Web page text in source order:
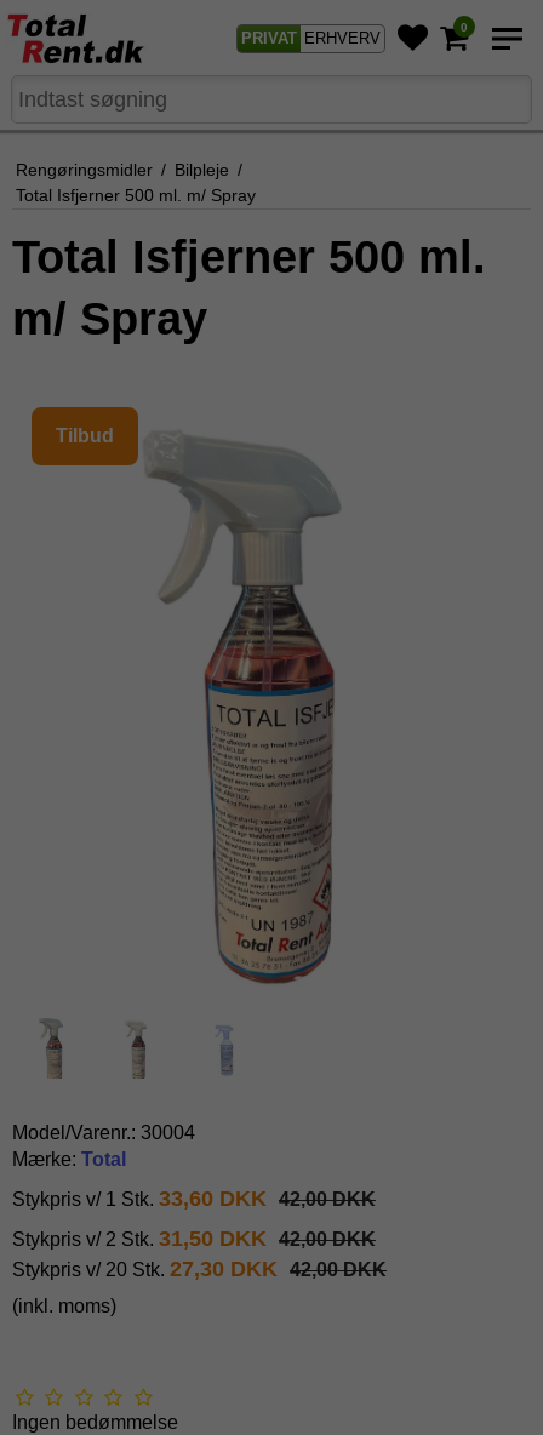
PRIVAT ERHVERV
0
Rengøringsmidler / Bilpleje /
Total Isfjerner 500 ml. m/ Spray
Total Isfjerner 500 ml.
m/ Spray
Tilbud
Model/Varenr.: 30004
Mærke: Total
Stykpris v/ 1 Stk. 33,60 DKK 42,00 DKK
Stykpris v/ 2 Stk. 31,50 DKK 42,00 DKK
Stykpris v/ 20 Stk. 27,30 DKK 42,00 DKK
(inkl. moms)
Ingen bedømmelse